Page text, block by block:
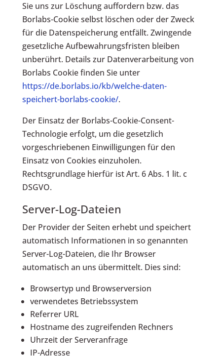
Sie uns zur Löschung auffordern bzw. das
Borlabs-Cookie selbst löschen oder der Zweck
für die Datenspeicherung entfällt. Zwingende
gesetzliche Aufbewahrungsfristen bleiben
unberührt. Details zur Datenverarbeitung von
Borlabs Cookie finden Sie unter
https://de.borlabs.io/kb/welche-daten-
speichert-borlabs-cookie/.
Der Einsatz der Borlabs-Cookie-Consent-
Technologie erfolgt, um die gesetzlich
vorgeschriebenen Einwilligungen für den
Einsatz von Cookies einzuholen.
Rechtsgrundlage hierfür ist Art. 6 Abs. 1 lit. c
DSGVO.
Server-Log-Dateien
Der Provider der Seiten erhebt und speichert
automatisch Informationen in so genannten
Server-Log-Dateien, die Ihr Browser
automatisch an uns übermittelt. Dies sind:
Browsertyp und Browserversion
verwendetes Betriebssystem
Referrer URL
Hostname des zugreifenden Rechners
Uhrzeit der Serveranfrage
IP-Adresse